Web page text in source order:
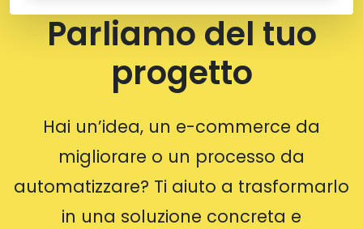
Parliamo del tuo
progetto
Hai un’idea, un e-commerce da
migliorare o un processo da
automatizzare? Ti aiuto a trasformarlo
in una soluzione concreta e